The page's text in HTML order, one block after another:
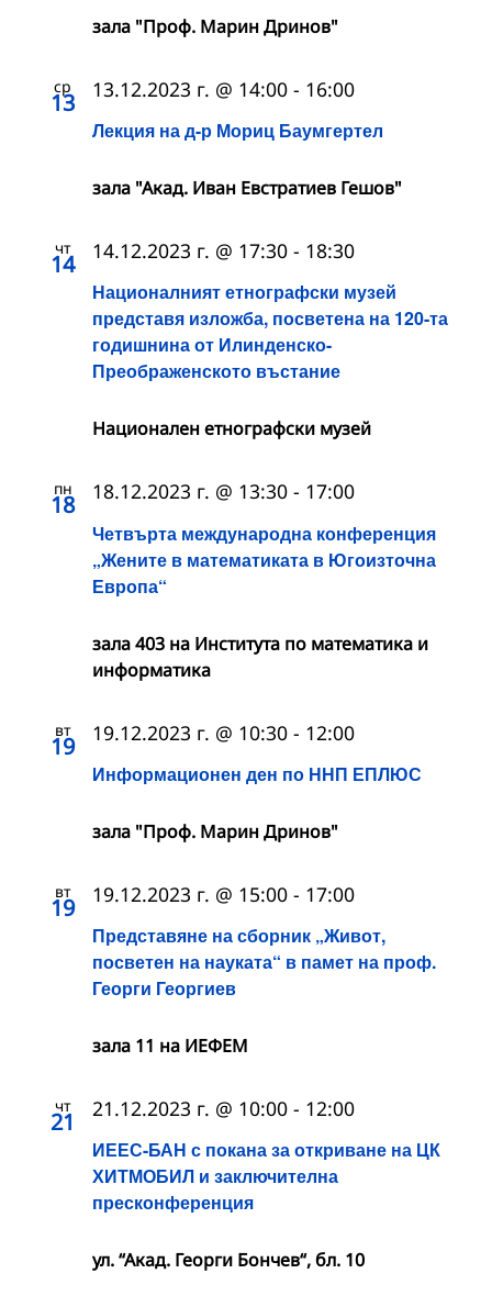
зала "Проф. Марин Дринов"
ср
13
Лекция на д-р Мориц Баумгертел
13.12.2023 г. @ 14:00 - 16:00
зала "Акад. Иван Евстратиев Гешов"
чт
14
Националният етнографски музей
представя изложба, посветена на 120-та
годишнина от Илинденско-
Преображенското въстание
14.12.2023 г. @ 17:30 - 18:30
Националeн етнографски музей
пн
18
Четвърта международна конференция
„Жените в математиката в Югоизточна
Европа“
18.12.2023 г. @ 13:30 - 17:00
зала 403 на Института по математика и
информатика
вт
19
Информационен ден по ННП ЕПЛЮС
19.12.2023 г. @ 10:30 - 12:00
зала "Проф. Марин Дринов"
вт
19
Представяне на сборник „Живот,
посветен на науката“ в памет на проф.
Георги Георгиев
19.12.2023 г. @ 15:00 - 17:00
зала 11 на ИЕФЕМ
чт
21
ИЕЕС-БАН с покана за откриване на ЦК
ХИТМОБИЛ и заключителна
пресконференция
21.12.2023 г. @ 10:00 - 12:00
ул. “Акад. Георги Бончев“, бл. 10